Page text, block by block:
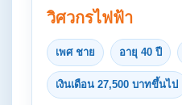
วิศวกรไฟฟ้า
เพศ ชาย อายุ 40 ปี
เงินเดือน 27,500 บาทขึ้นไป